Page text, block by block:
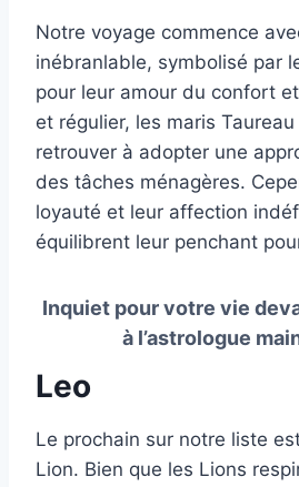
Notre voyage commence
inébranlable, symbolisé par
pour leur amour du confort
et régulier, les maris
retrouver à adopter une
des tâches ménagères.
loyauté et leur affection
équilibrent leur penchant
Inquiet pour votre vie
à l’astrologue
Leo
Le prochain sur notre liste
Lion. Bien que les Lions